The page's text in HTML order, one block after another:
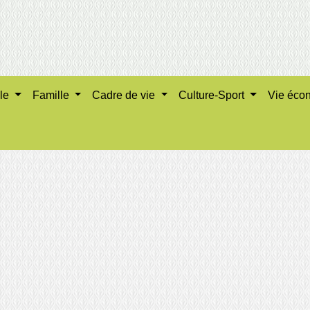
Famille Cadre de vie Culture-Sport Vie